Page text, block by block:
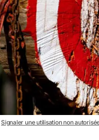
Signaler une utilisation non